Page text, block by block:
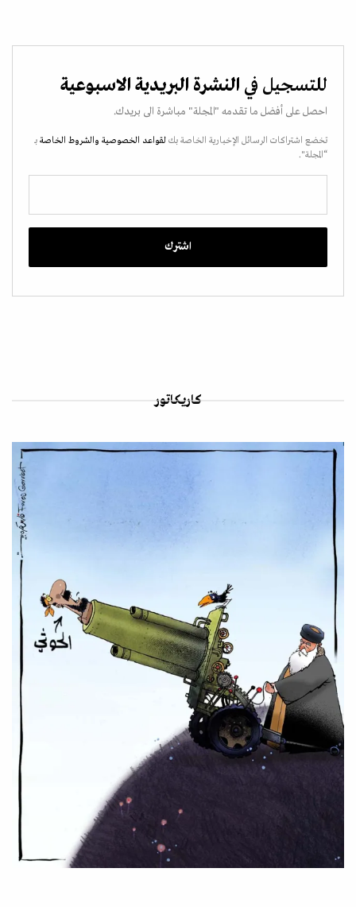
للتسجيل في النشرة البريدية الاسبوعية
احصل على أفضل ما تقدمه "المجلة" مباشرة الى بريدك.
تخضع اشتراكات الرسائل الإخبارية الخاصة بك لقواعد الخصوصية والشروط الخاصة بـ
“المجلة".
كاريكاتور